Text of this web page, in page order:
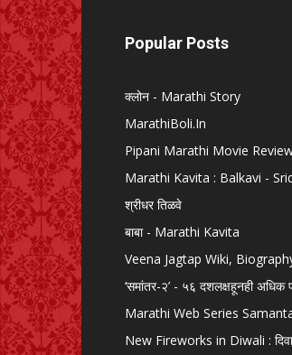
Popular Posts
क्लोन - Marathi Story
MarathiBoli.In
Pipani Marathi Movie Review :
Marathi Kavita : Balkavi -
श्रीधर तिळवे
बाबा - Marathi Kavita
Veena Jagtap Wiki,
‘समांतर-२’ - ५६ दशलक्षहूनही अधिक
Marathi Web Series
New Fireworks in Diwali :